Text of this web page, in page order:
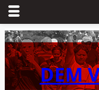
Zum
Inhalt
springenDEM